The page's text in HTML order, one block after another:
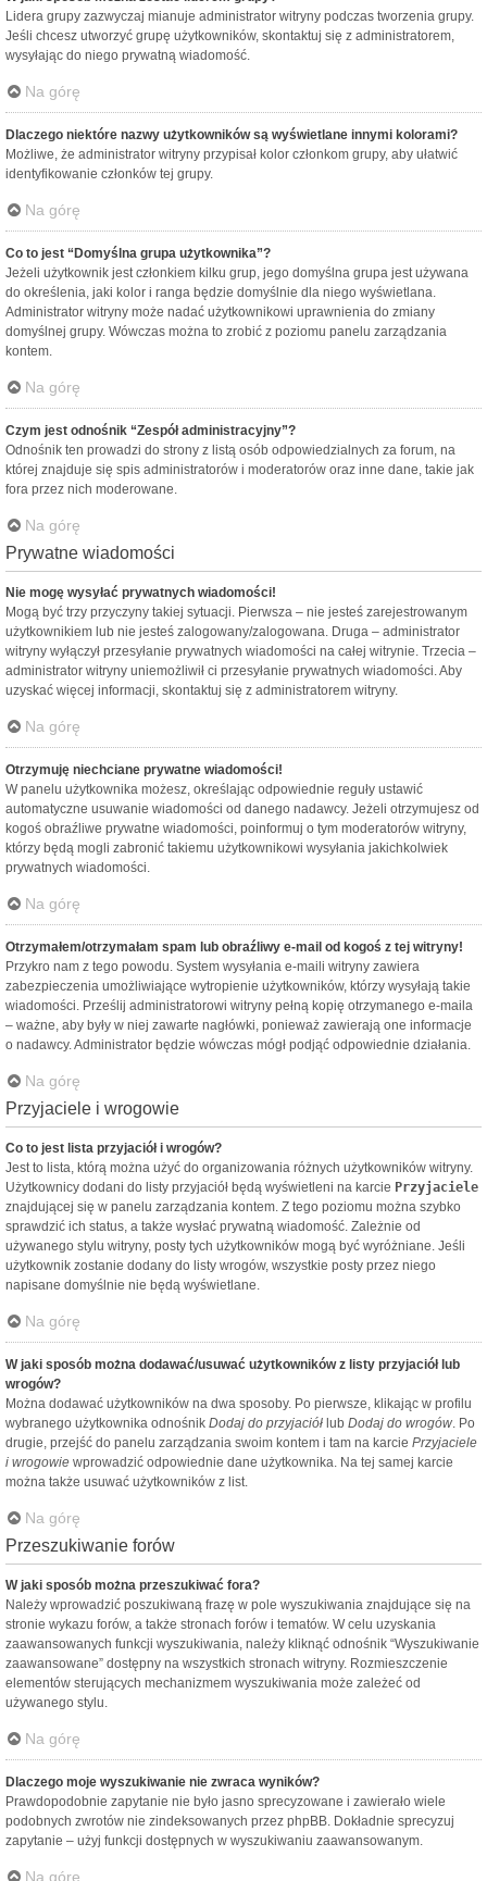
Lidera grupy zazwyczaj mianuje administrator witryny podczas tworzenia grupy.
Jeśli chcesz utworzyć grupę użytkowników, skontaktuj się z administratorem,
wysyłając do niego prywatną wiadomość.
Na górę
Dlaczego niektóre nazwy użytkowników są wyświetlane innymi kolorami?
Możliwe, że administrator witryny przypisał kolor członkom grupy, aby ułatwić
identyfikowanie członków tej grupy.
Na górę
Co to jest “Domyślna grupa użytkownika”?
Jeżeli użytkownik jest członkiem kilku grup, jego domyślna grupa jest używana
do określenia, jaki kolor i ranga będzie domyślnie dla niego wyświetlana.
Administrator witryny może nadać użytkownikowi uprawnienia do zmiany
domyślnej grupy. Wówczas można to zrobić z poziomu panelu zarządzania
kontem.
Na górę
Czym jest odnośnik “Zespół administracyjny”?
Odnośnik ten prowadzi do strony z listą osób odpowiedzialnych za forum, na
której znajduje się spis administratorów i moderatorów oraz inne dane, takie jak
fora przez nich moderowane.
Na górę
Prywatne wiadomości
Nie mogę wysyłać prywatnych wiadomości!
Mogą być trzy przyczyny takiej sytuacji. Pierwsza – nie jesteś zarejestrowanym
użytkownikiem lub nie jesteś zalogowany/zalogowana. Druga – administrator
witryny wyłączył przesyłanie prywatnych wiadomości na całej witrynie. Trzecia –
administrator witryny uniemożliwił ci przesyłanie prywatnych wiadomości. Aby
uzyskać więcej informacji, skontaktuj się z administratorem witryny.
Na górę
Otrzymuję niechciane prywatne wiadomości!
W panelu użytkownika możesz, określając odpowiednie reguły ustawić
automatyczne usuwanie wiadomości od danego nadawcy. Jeżeli otrzymujesz od
kogoś obraźliwe prywatne wiadomości, poinformuj o tym moderatorów witryny,
którzy będą mogli zabronić takiemu użytkownikowi wysyłania jakichkolwiek
prywatnych wiadomości.
Na górę
Otrzymałem/otrzymałam spam lub obraźliwy e-mail od kogoś z tej witryny!
Przykro nam z tego powodu. System wysyłania e-maili witryny zawiera
zabezpieczenia umożliwiające wytropienie użytkowników, którzy wysyłają takie
wiadomości. Prześlij administratorowi witryny pełną kopię otrzymanego e-maila
– ważne, aby były w niej zawarte nagłówki, ponieważ zawierają one informacje
o nadawcy. Administrator będzie wówczas mógł podjąć odpowiednie działania.
Na górę
Przyjaciele i wrogowie
Co to jest lista przyjaciół i wrogów?
Jest to lista, którą można użyć do organizowania różnych użytkowników witryny.
Użytkownicy dodani do listy przyjaciół będą wyświetleni na karcie Przyjaciele
znajdującej się w panelu zarządzania kontem. Z tego poziomu można szybko
sprawdzić ich status, a także wysłać prywatną wiadomość. Zależnie od
używanego stylu witryny, posty tych użytkowników mogą być wyróżniane. Jeśli
użytkownik zostanie dodany do listy wrogów, wszystkie posty przez niego
napisane domyślnie nie będą wyświetlane.
Na górę
W jaki sposób można dodawać/usuwać użytkowników z listy przyjaciół lub
wrogów?
Można dodawać użytkowników na dwa sposoby. Po pierwsze, klikając w profilu
wybranego użytkownika odnośnik Dodaj do przyjaciół lub Dodaj do wrogów. Po
drugie, przejść do panelu zarządzania swoim kontem i tam na karcie Przyjaciele
i wrogowie wprowadzić odpowiednie dane użytkownika. Na tej samej karcie
można także usuwać użytkowników z list.
Na górę
Przeszukiwanie forów
W jaki sposób można przeszukiwać fora?
Należy wprowadzić poszukiwaną frazę w pole wyszukiwania znajdujące się na
stronie wykazu forów, a także stronach forów i tematów. W celu uzyskania
zaawansowanych funkcji wyszukiwania, należy kliknąć odnośnik “Wyszukiwanie
zaawansowane” dostępny na wszystkich stronach witryny. Rozmieszczenie
elementów sterujących mechanizmem wyszukiwania może zależeć od
używanego stylu.
Na górę
Dlaczego moje wyszukiwanie nie zwraca wyników?
Prawdopodobnie zapytanie nie było jasno sprecyzowane i zawierało wiele
podobnych zwrotów nie zindeksowanych przez phpBB. Dokładnie sprecyzuj
zapytanie – użyj funkcji dostępnych w wyszukiwaniu zaawansowanym.
Na górę